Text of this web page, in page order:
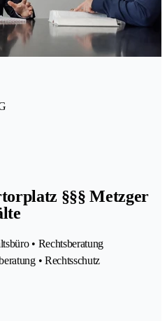
§§§ Metzger
• Rechtsberatung
• Rechtsschutz